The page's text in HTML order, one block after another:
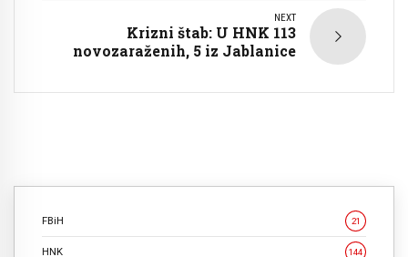
NEXT
Krizni štab: U HNK 113
novozaraženih, 5 iz Jablanice
FBiH 21
HNK 144